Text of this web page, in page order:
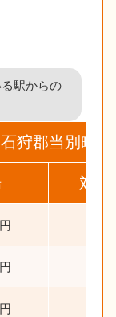
駅からの
石狩郡当別町
対象